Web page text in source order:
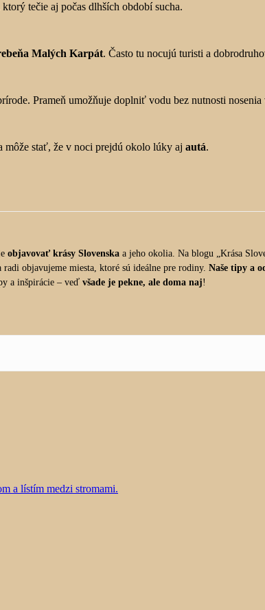
ktorý tečie aj počas dlhších období sucha.
Malých Karpát. Často tu nocujú turisti a
Prameň umožňuje doplniť vodu bez nutnosti
môže stať, že v noci prejdú okolo lúky aj autá.
objavovať krásy Slovenska a jeho okolia. Na blogu „Krása
objavujeme miesta, ktoré sú ideálne pre rodiny. Naše tipy a
a inšpirácie – veď všade je pekne, ale doma naj!